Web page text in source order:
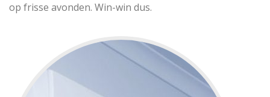
op frisse avonden. Win-win dus.